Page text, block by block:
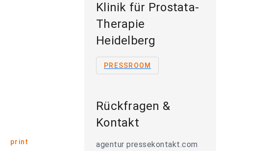
print
Klinik für Prostata-
Therapie
Heidelberg
PRESSROOM
Rückfragen &
Kontakt
agentur pressekontakt.com